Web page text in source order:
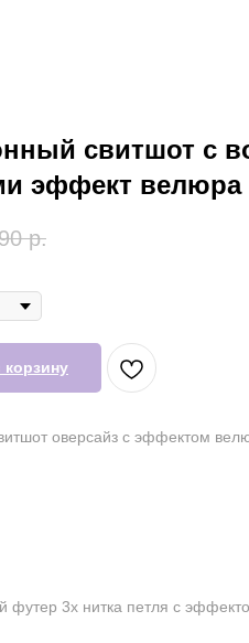
свитшот с
эффект велюра
р.
оверсайз с эффектом
футер 3х нитка петля с